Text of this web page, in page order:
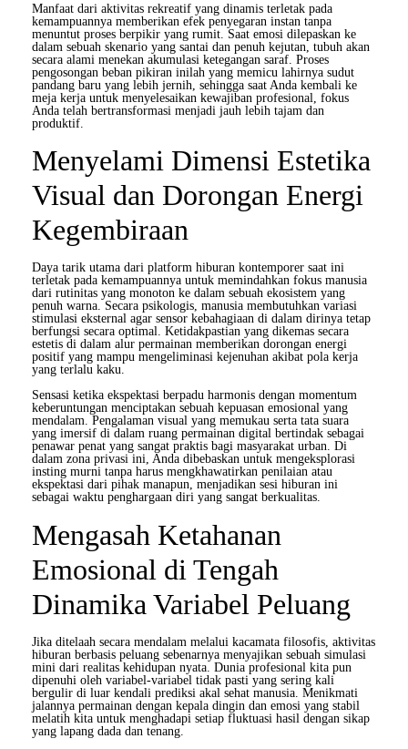
Manfaat dari aktivitas rekreatif yang dinamis terletak pada
kemampuannya memberikan efek penyegaran instan tanpa
menuntut proses berpikir yang rumit. Saat emosi dilepaskan ke
dalam sebuah skenario yang santai dan penuh kejutan, tubuh akan
secara alami menekan akumulasi ketegangan saraf. Proses
pengosongan beban pikiran inilah yang memicu lahirnya sudut
pandang baru yang lebih jernih, sehingga saat Anda kembali ke
meja kerja untuk menyelesaikan kewajiban profesional, fokus
Anda telah bertransformasi menjadi jauh lebih tajam dan
produktif.
Menyelami Dimensi Estetika
Visual dan Dorongan Energi
Kegembiraan
Daya tarik utama dari platform hiburan kontemporer saat ini
terletak pada kemampuannya untuk memindahkan fokus manusia
dari rutinitas yang monoton ke dalam sebuah ekosistem yang
penuh warna. Secara psikologis, manusia membutuhkan variasi
stimulasi eksternal agar sensor kebahagiaan di dalam dirinya tetap
berfungsi secara optimal. Ketidakpastian yang dikemas secara
estetis di dalam alur permainan memberikan dorongan energi
positif yang mampu mengeliminasi kejenuhan akibat pola kerja
yang terlalu kaku.
Sensasi ketika ekspektasi berpadu harmonis dengan momentum
keberuntungan menciptakan sebuah kepuasan emosional yang
mendalam. Pengalaman visual yang memukau serta tata suara
yang imersif di dalam ruang permainan digital bertindak sebagai
penawar penat yang sangat praktis bagi masyarakat urban. Di
dalam zona privasi ini, Anda dibebaskan untuk mengeksplorasi
insting murni tanpa harus mengkhawatirkan penilaian atau
ekspektasi dari pihak manapun, menjadikan sesi hiburan ini
sebagai waktu penghargaan diri yang sangat berkualitas.
Mengasah Ketahanan
Emosional di Tengah
Dinamika Variabel Peluang
Jika ditelaah secara mendalam melalui kacamata filosofis, aktivitas
hiburan berbasis peluang sebenarnya menyajikan sebuah simulasi
mini dari realitas kehidupan nyata. Dunia profesional kita pun
dipenuhi oleh variabel-variabel tidak pasti yang sering kali
bergulir di luar kendali prediksi akal sehat manusia. Menikmati
jalannya permainan dengan kepala dingin dan emosi yang stabil
melatih kita untuk menghadapi setiap fluktuasi hasil dengan sikap
yang lapang dada dan tenang.